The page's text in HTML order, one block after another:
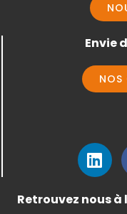
Envie
NOS
Retrouvez nous à